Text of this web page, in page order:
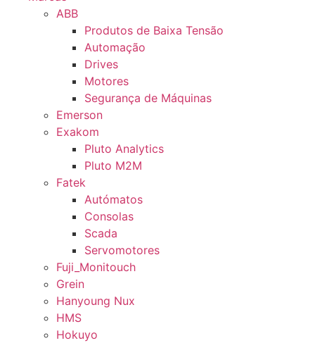
ABB
Produtos de Baixa Tensão
Automação
Drives
Motores
Segurança de Máquinas
Emerson
Exakom
Pluto Analytics
Pluto M2M
Fatek
Autómatos
Consolas
Scada
Servomotores
Fuji_Monitouch
Grein
Hanyoung Nux
HMS
Hokuyo